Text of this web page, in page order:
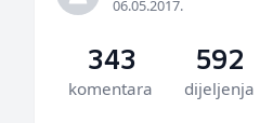
06.05.2017.
343
komentara
592
dijeljenja